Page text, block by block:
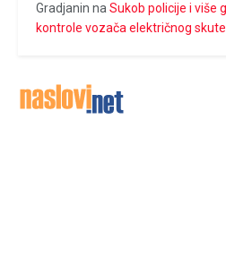
Gradjanin naSukob policije i više
kontrole vozača električnog